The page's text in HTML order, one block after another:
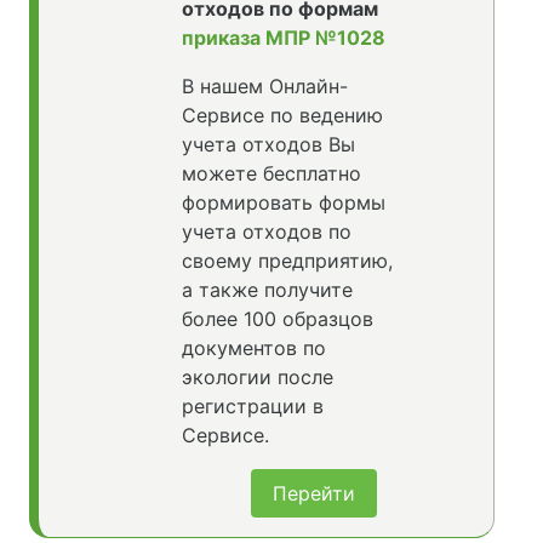
отходов по формам
приказа МПР №1028
В нашем Онлайн-
Сервисе по ведению
учета отходов Вы
можете бесплатно
формировать формы
учета отходов по
своему предприятию,
а также получите
более 100 образцов
документов по
экологии после
регистрации в
Сервисе.
Перейти